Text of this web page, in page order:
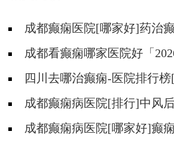
成都癫痫医院[哪家好]药治
好?成都看癫痫哪家医院好「
冬后癫痫病人应多注意什么?
四川去哪治癫痫-医院排行榜
哪儿能有效治疗癫痫?
成都癫痫病医院[排行]中风
吗
成都癫痫病医院[哪家好]癫